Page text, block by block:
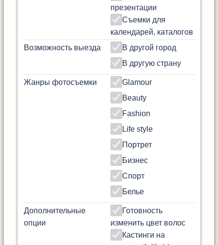
презентации
Съемки для
календарей, каталогов
Возможность выезда
В другой город
В другую страну
Жанры фотосъемки
Glamour
Beauty
Fashion
Life style
Портрет
Бизнес
Спорт
Белье
Дополнительные
опции
Готовность
изменить цвет волос
Кастинги на